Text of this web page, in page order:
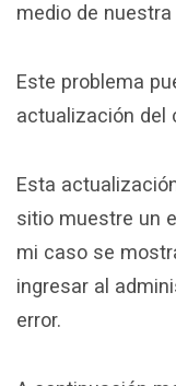
medio de
Este problema
actualización del
Esta
sitio muestre un
mi caso se
ingresar al
error.